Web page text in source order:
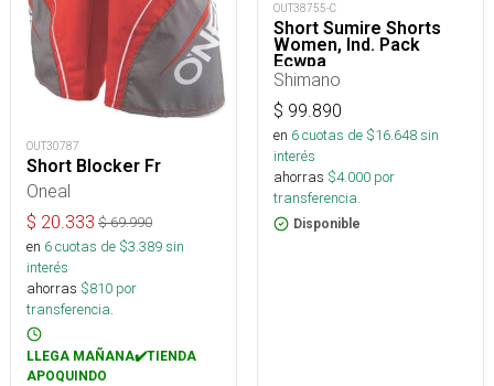
OUT30787
Short Blocker Fr
Oneal
$ 20.333 $69.990
en 6cuotas de $3.389sin
interés
ahorras $810 por
transferencia.
LLEGA MAÑANA✔️TIENDA
APOQUINDO
OUT38755-C
Short Sumire Shorts
Women, Ind. Pack
Ecwpa
Shimano
$ 99.890
en 6cuotas de $16.648sin
interés
ahorras $4.000 por
transferencia.
Disponible